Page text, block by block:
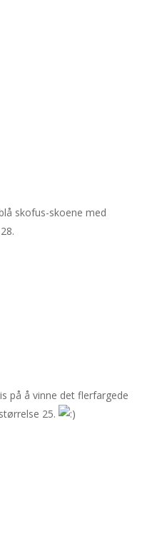
skofus-skoene med
på å vinne det flerfargede
25.